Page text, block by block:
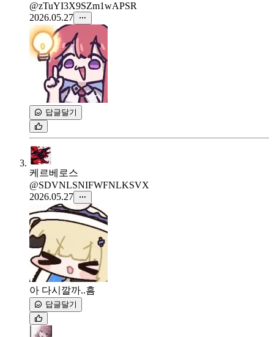
@zTuYI3X9SZm1wAPSR
2026.05.27
답글달기
케르베로스
@SDVNLSNIFWFNLKSVX
2026.05.27
아 다시깔까..흠
답글달기